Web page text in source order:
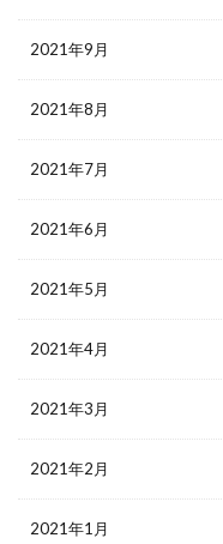
2021年9月
2021年8月
2021年7月
2021年6月
2021年5月
2021年4月
2021年3月
2021年2月
2021年1月